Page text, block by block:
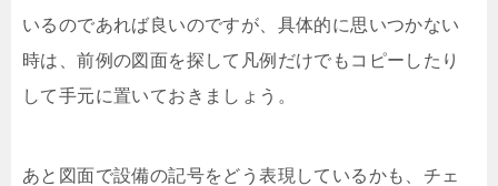
いるのであれば良いのですが、具体的に思いつかない
時は、前例の図面を探して凡例だけでもコピーしたり
して手元に置いておきましょう。
あと図面で設備の記号をどう表現しているかも、チェ